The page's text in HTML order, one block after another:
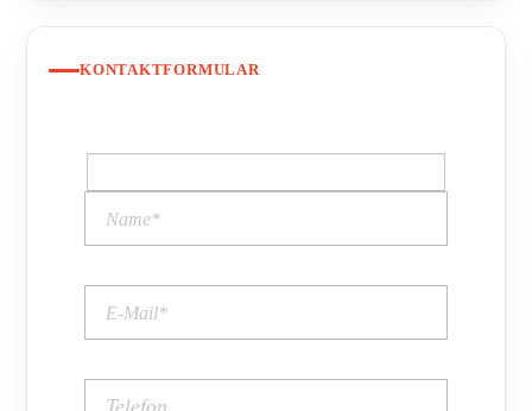
KONTAKTFORMULAR